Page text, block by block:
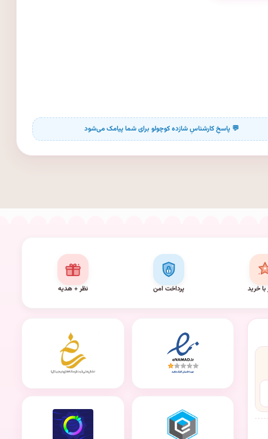
با خرید پرداخت امن نظر + هدیه